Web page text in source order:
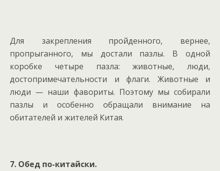
Для закрепления пройденного, вернее,
пропрыганного, мы достали пазлы. В одной
коробке четыре пазла: животные, люди,
достопримечательности и флаги. Животные и
люди — наши фавориты. Поэтому мы собирали
пазлы и особенно обращали внимание на
обитателей и жителей Китая.
7. Обед по-китайски.